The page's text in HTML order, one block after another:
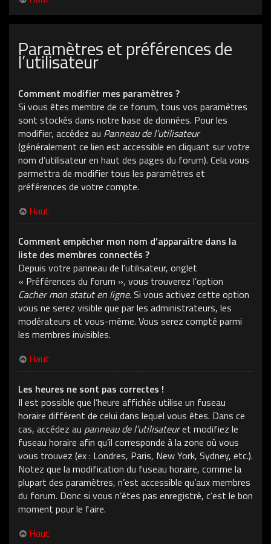
Paramètres et préférences de
l’utilisateur
Comment modifier mes paramètres ?
Si vous êtes membre de ce forum, tous vos paramètres
sont stockés dans notre base de données. Pour les
modifier, accédez au Panneau de l’utilisateur
(généralement ce lien est accessible en cliquant sur votre
nom d’utilisateur en haut des pages du forum). Cela vous
permettra de modifier tous les paramètres et
préférences de votre compte.
Haut
Comment empêcher mon nom d’apparaître dans la
liste des membres connectés ?
Depuis votre panneau de l’utilisateur, onglet
« Préférences du forum », vous trouverez l’option
Cacher mon statut en ligne. Si vous activez cette option
vous ne serez visible que par les administrateurs, les
modérateurs et vous-même. Vous serez compté parmi
les membres invisibles.
Haut
Les heures ne sont pas correctes !
Il est possible que l’heure affichée utilise un fuseau
horaire différent de celui dans lequel vous êtes. Dans ce
cas, accédez au panneau de l’utilisateuret modifiez le
fuseau horaire afin qu’il corresponde à la zone où vous
vous trouvez (ex : Londres, Paris, New York, Sydney, etc.).
Notez que la modification du fuseau horaire, comme la
plupart des paramètres, n’est accessible qu’aux membres
du forum. Donc si vous n’êtes pas enregistré, c’est le bon
moment pour le faire.
Haut